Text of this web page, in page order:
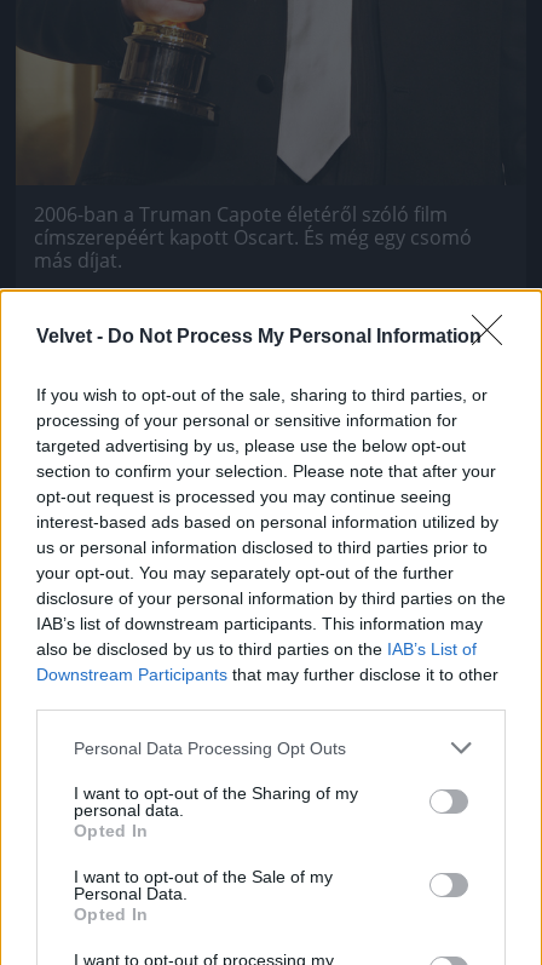
Velvet - Do Not Process My Personal Information
If you wish to opt-out of the sale, sharing to third parties, or
processing of your personal or sensitive information for
targeted advertising by us, please use the below opt-out
section to confirm your selection. Please note that after your
opt-out request is processed you may continue seeing
interest-based ads based on personal information utilized by
us or personal information disclosed to third parties prior to
your opt-out. You may separately opt-out of the further
disclosure of your personal information by third parties on the
IAB’s list of downstream participants. This information may
also be disclosed by us to third parties on the IAB’s List of
Downstream Participants that may further disclose it to other
Please note that this website/app uses one or more Google
not limited to your visit or usage behaviour. You may click to
grant or deny consent to Google and its third-party tags to
use your data for below specified purposes in below Google
consent section.
Personal Data Processing Opt Outs
I want to opt-out of the Sharing of my
personal data.
Opted In
I want to opt-out of the Sale of my
Personal Data.
Opted In
I want to opt-out of processing my
2006-ban a Truman Capote életéről szóló film
címszerepéért kapott Oscart. És még egy csomó
más díjat.
Fotó: Sgranitz / Europress / Getty
Jön még kép!